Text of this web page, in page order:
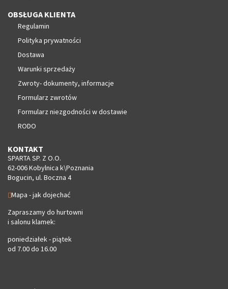
OBSŁUGA KLIENTA
Regulamin
Polityka prywatności
Dostawa
Warunki sprzedaży
Zwroty- dokumenty, informacje
Formularz zwrotów
Formularz niezgodności w dostawie
RODO
KONTAKT
SPARTA SP. Z O.O.
62-006 Kobylnica k\Poznania
Bogucin, ul. Boczna 4
Mapa - jak dojechać
Zapraszamy do hurtowni
i salonu klamek:
poniedziałek - piątek
od 7.00 do 16.00